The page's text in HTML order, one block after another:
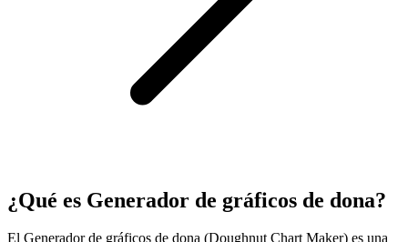
¿Qué es Generador de gráficos de dona?
El Generador de gráficos de dona (Doughnut Chart Maker) es una